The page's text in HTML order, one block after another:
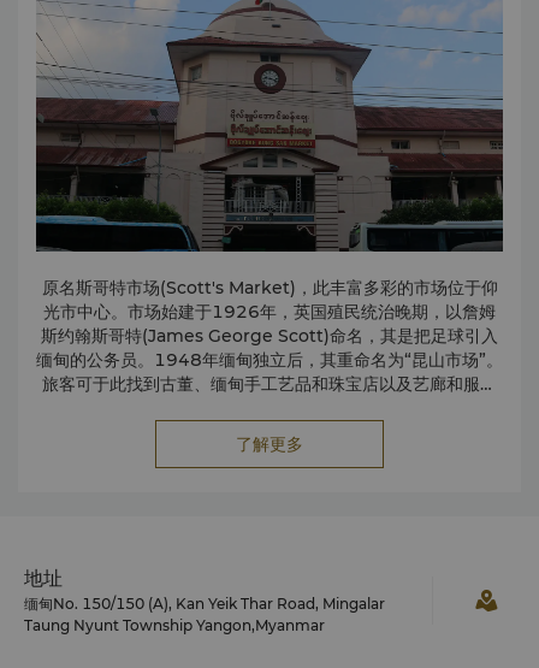
原名斯哥特市场(Scott's Market)，此丰富多彩的市场位于仰
光市中心。市场始建于1926年，英国殖民统治晚期，以詹姆
斯约翰斯哥特(James George Scott)命名，其是把足球引入
缅甸的公务员。1948年缅甸独立后，其重命名为“昆山市场”。
旅客可于此找到古董、缅甸手工艺品和珠宝店以及艺廊和服装
了解更多
地址
缅甸No. 150/150 (A), Kan Yeik Thar Road, Mingalar
Taung Nyunt Township Yangon,Myanmar